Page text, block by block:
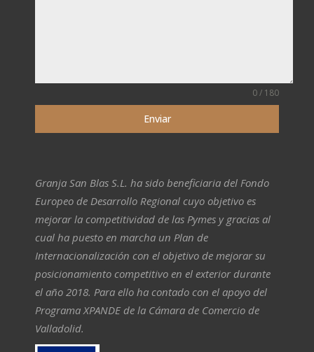
0 / 180
Enviar
Granja San Blas S.L. ha sido beneficiaria del Fondo
Europeo de Desarrollo Regional cuyo objetivo es
mejorar la competitividad de las Pymes y gracias al
cual ha puesto en marcha un Plan de
Internacionalización con el objetivo de mejorar su
posicionamiento competitivo en el exterior durante
el año 2018. Para ello ha contado con el apoyo del
Programa XPANDE de la Cámara de Comercio de
Valladolid.